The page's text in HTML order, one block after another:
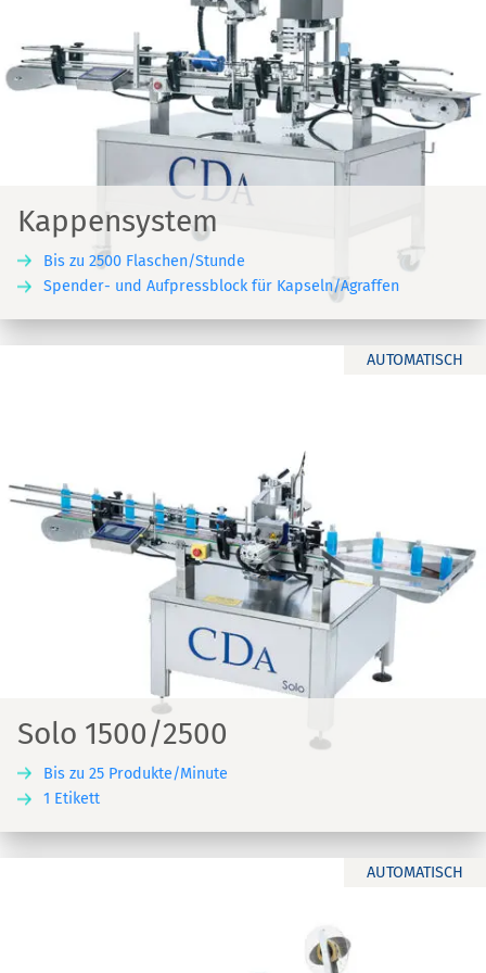
Kappensystem
Bis zu 2500 Flaschen/Stunde
Spender- und Aufpressblock für Kapseln/Agraffen
AUTOMATISCH
Solo 1500/2500
Bis zu 25 Produkte/Minute
1 Etikett
AUTOMATISCH